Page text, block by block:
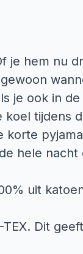
je hem nu
je ook in
koel tijdens
korte
hele nacht
uit
Dit